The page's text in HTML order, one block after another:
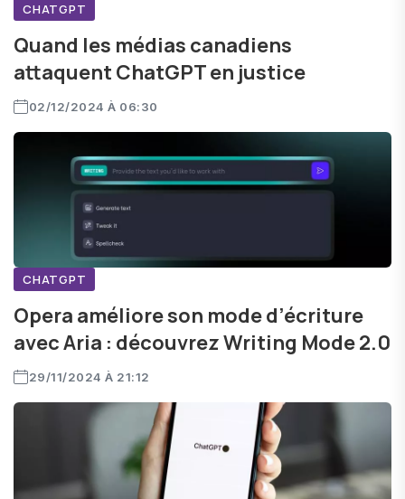
CHATGPT
Quand les médias canadiens
attaquent ChatGPT en justice
02/12/2024 À 06:30
CHATGPT
Opera améliore son mode d’écriture
avec Aria : découvrez Writing Mode 2.0
29/11/2024 À 21:12